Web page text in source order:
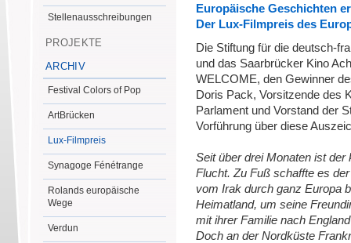
Stellenausschreibungen
PROJEKTE
ARCHIV
Festival Colors of Pop
ArtBrücken
Lux-Filmpreis
Synagoge Fénétrange
Rolands europäische
Wege
Verdun
Europäische Geschichten
Der Lux-Filmpreis des
Die Stiftung für die deutsch-
und das Saarbrücker Kino
WELCOME, den Gewinner
Doris Pack, Vorsitzende des
Parlament und Vorstand der
Vorführung über diese
Seit über drei Monaten ist
Flucht. Zu Fuß schaffte es
vom Irak durch ganz Europa
Heimatland, um seine
mit ihrer Familie nach
Doch an der Nordküste